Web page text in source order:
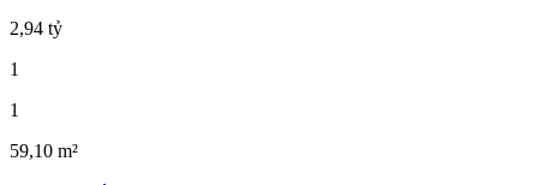
2,94 tỷ
1
1
59,10 m²